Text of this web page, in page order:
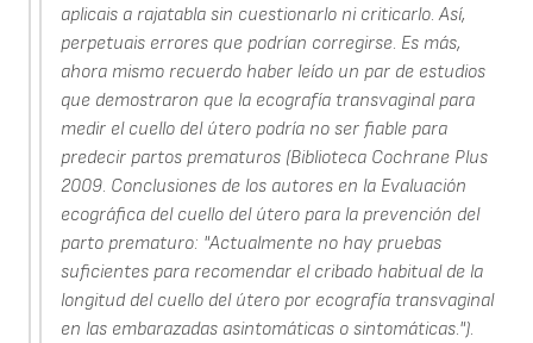
aplicais a rajatabla sin cuestionarlo ni criticarlo. Así,
perpetuais errores que podrían corregirse. Es más,
ahora mismo recuerdo haber leído un par de estudios
que demostraron que la ecografía transvaginal para
medir el cuello del útero podría no ser fiable para
predecir partos prematuros (Biblioteca Cochrane Plus
2009. Conclusiones de los autores en la Evaluación
ecográfica del cuello del útero para la prevención del
parto prematuro: "Actualmente no hay pruebas
suficientes para recomendar el cribado habitual de la
longitud del cuello del útero por ecografía transvaginal
en las embarazadas asintomáticas o sintomáticas.").